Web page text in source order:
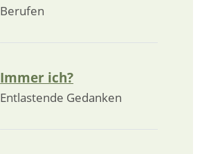
Berufen
Immer ich?
Entlastende Gedanken